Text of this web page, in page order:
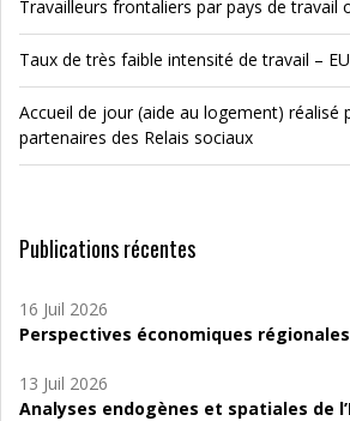
Travailleurs frontaliers par pays de travail
Taux de très faible intensité de travail –
Accueil de jour (aide au logement) réalisé
partenaires des Relais sociaux
Publications récentes
16 Juil 2026
Perspectives économiques régionales
13 Juil 2026
Analyses endogènes et spatiales de